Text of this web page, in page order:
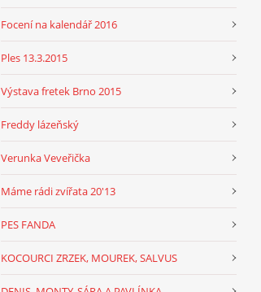
Focení na kalendář 2016
Ples 13.3.2015
Výstava fretek Brno 2015
Freddy lázeňský
Verunka Veveřička
Máme rádi zvířata 20'13
PES FANDA
KOCOURCI ZRZEK, MOUREK, SALVUS